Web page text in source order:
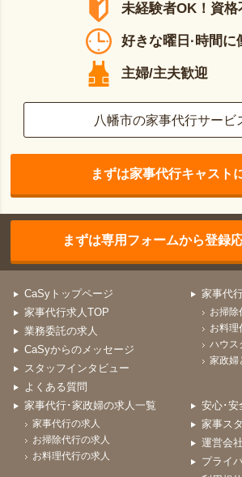
未経験者OK！資格
好きな曜日·時間に
主婦/主夫歓迎
八幡市の家事代行サービ
まずは家事代行キャスト
まずは専用フォームから登録
CaSyトップページ
家事代行求人TOP
業務委託の求人
CaSyからのメッセージ
スタッフインタビュー
よくある質問
家事代
お掃除
お料理
ハウス
家政婦
家事代行･家政婦の求人一覧
家事代行の求人
お掃除代行の求人
お料理代行の求人
安心･安
家事ス
運営会
プライ